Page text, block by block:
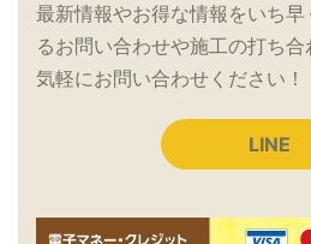
最新情報やお得な情報をいち
るお問い合わせや施工の打ち
気軽にお問い合わせください！
LINE